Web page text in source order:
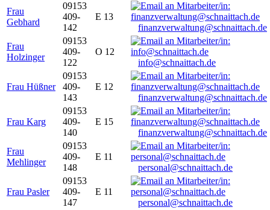
Frau
Gebhard
09153
409-
142
E 13
finanzverwaltung@schnaittach.de
Frau
Holzinger
09153
409-
122
O 12
info@schnaittach.de
Frau Hüßner
09153
409-
143
E 12
finanzverwaltung@schnaittach.de
Frau Karg
09153
409-
140
E 15
finanzverwaltung@schnaittach.de
Frau
Mehlinger
09153
409-
148
E 11
personal@schnaittach.de
Frau Pasler
09153
409-
147
E 11
personal@schnaittach.de